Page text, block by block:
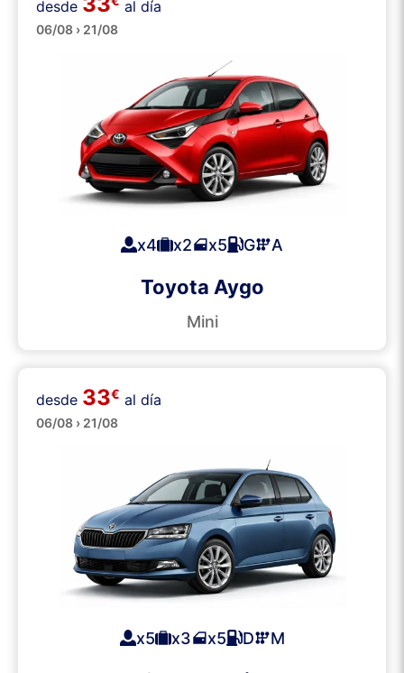
Pequeños
desde al día
06/08 › 21/08
x4 x2 x5 G A
Toyota Aygo
Mini
Medianos
desde 33€ al día
06/08 › 21/08
x5 x3 x5 D M